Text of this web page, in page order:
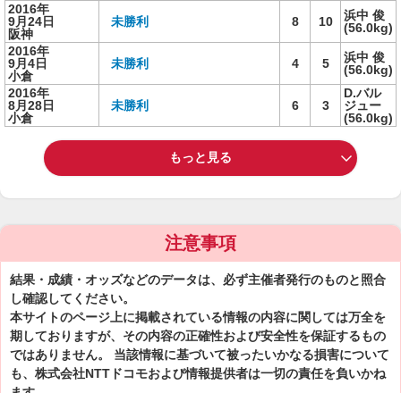
2016年
9月24日
阪神
未勝利 8 10
浜中 俊
(56.0kg)
2016年
9月4日
小倉
未勝利 4 5
浜中 俊
(56.0kg)
2016年
8月28日
小倉
未勝利 6 3
D.バル
ジュー
(56.0kg)
もっと見る
注意事項
結果・成績・オッズなどのデータは、必ず主催者発行のものと照合
し確認してください。
本サイトのページ上に掲載されている情報の内容に関しては万全を
期しておりますが、その内容の正確性および安全性を保証するもの
ではありません。 当該情報に基づいて被ったいかなる損害について
も、株式会社NTTドコモおよび情報提供者は一切の責任を負いかね